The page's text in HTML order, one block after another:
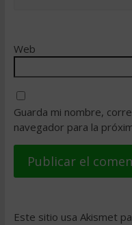
Web
Guarda mi nombre,
navegador para la
Este sitio usa Akismet